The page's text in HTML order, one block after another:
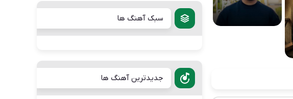
سبک آهنگ ها
جدیدترین آهنگ ها